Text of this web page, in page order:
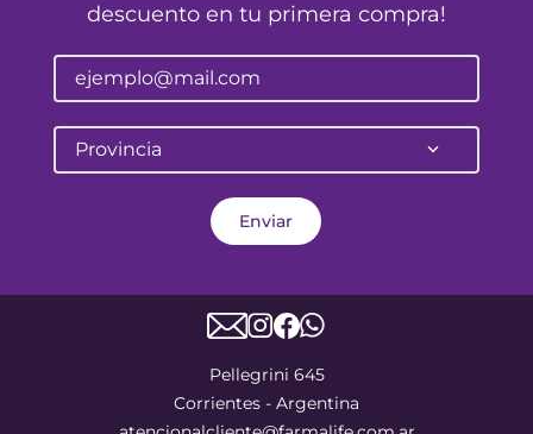
descuento en tu primera compra!
Provincia
Enviar
Pellegrini 645
Corrientes - Argentina